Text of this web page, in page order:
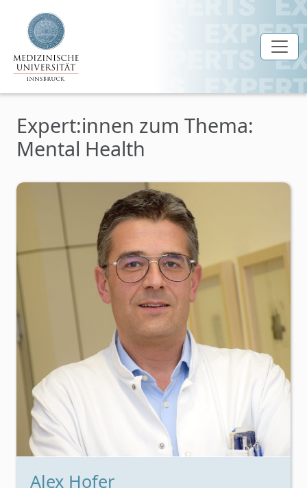
Zum Hauptinhalt springen
Expert:innen zum Thema:
Mental Health
Alex Hofer